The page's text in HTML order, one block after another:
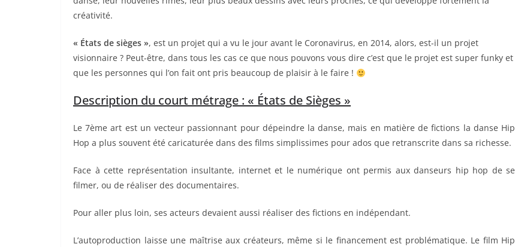
créativité.
« États de sièges », est un projet qui a vu le jour avant le Coronavirus, en 2014, alors, est-il un projet
visionnaire ? Peut-être, dans tous les cas ce que nous pouvons vous dire c’est que le projet est super funky et
que les personnes qui l’on fait ont pris beaucoup de plaisir à le faire !
Description du court métrage : « États de Sièges »
Le 7ème art est un vecteur passionnant pour dépeindre la danse, mais en matière de fictions la danse Hip
Hop a plus souvent été caricaturée dans des films simplissimes pour ados que retranscrite dans sa richesse.
Face à cette représentation insultante, internet et le numérique ont permis aux danseurs hip hop de se
filmer, ou de réaliser des documentaires.
Pour aller plus loin, ses acteurs devaient aussi réaliser des fictions en indépendant.
L’autoproduction laisse une maîtrise aux créateurs, même si le financement est problématique. Le film Hip